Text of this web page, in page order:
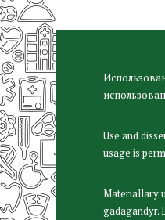
Use and
usage is
Materiallary
gadagandyr.